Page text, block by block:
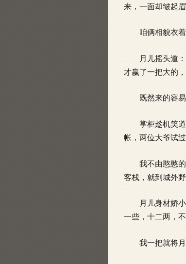
来，一面却皱起
咱俩相貌衣着
月儿摇头道：“
才赢了一把大的
既然来的容易
掌柜趁机笑道
帐，两位大爷试
我不由憨憨的
客栈，就到城外
月儿身材娇小
一些，十二两，
我一把就将月